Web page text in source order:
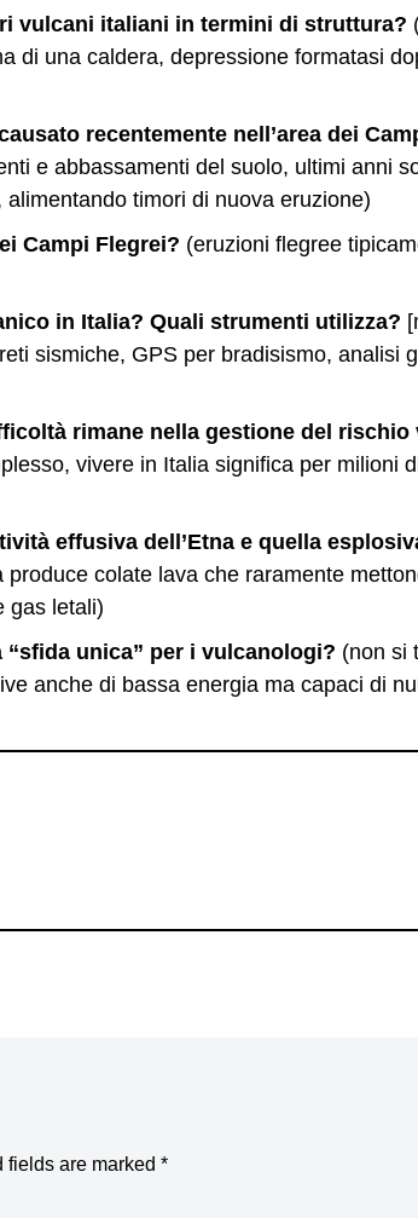
vulcani italiani in termini di struttura?
di una caldera, depressione formatasi
recentemente nell’area dei
e abbassamenti del suolo, ultimi anni
timori di nuova eruzione)
Campi Flegrei? (eruzioni flegree
in Italia? Quali strumenti utilizza?
sismiche, GPS per bradisismo, analisi
rimane nella gestione del rischio
vivere in Italia significa per milioni
effusiva dell’Etna e quella
produce colate lava che raramente
gas letali)
unica” per i vulcanologi? (non si
anche di bassa energia ma capaci di
fields are marked *